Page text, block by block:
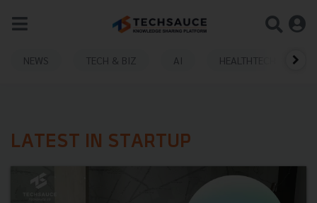
NEWS TECH & BIZ AI HEALTHTECH
LATEST IN STARTUP